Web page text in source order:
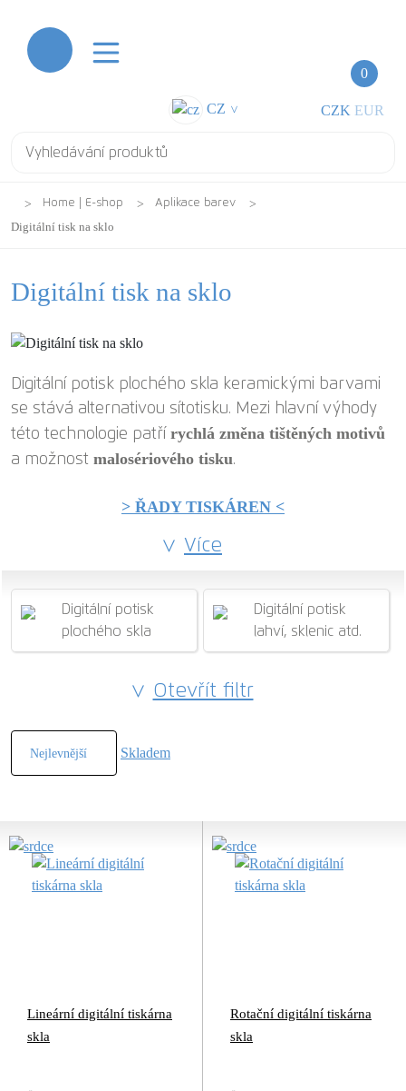
0
CZ > CZK EUR
Home | E-shop Aplikace barev
Digitální tisk na sklo
Digitální tisk na sklo
Digitální potisk plochého skla keramickými barvami
se stává alternativou sítotisku. Mezi hlavní výhody
této technologie patří rychlá změna tištěných motivů
a možnost malosériového tisku.
> ŘADY TISKÁREN <
Více
Digitální potisk
plochého skla
Digitální potisk
lahví, sklenic atd.
Otevřít filtr
Skladem
Lineární digitální tiskárna
skla
Rotační digitální tiskárna
skla